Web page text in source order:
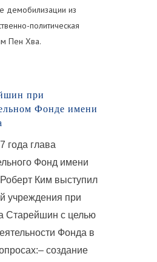
демобилизации из
политическая
Пен Хва.
при
Фонде имени
года глава
Фонд имени
Ким выступил
учреждения при
Старейшин с целью
Фонда в
создание